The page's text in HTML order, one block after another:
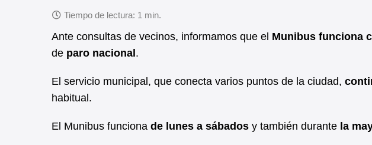
c
e
b
o
o
at
s
A
p
Ante consultas de vecinos, informamos que el Munibus funciona
de paro nacional .
El servicio municipal, que conecta varios puntos de la ciudad,
habitual.
El Munibus funciona de lunes a sábados y también durante la